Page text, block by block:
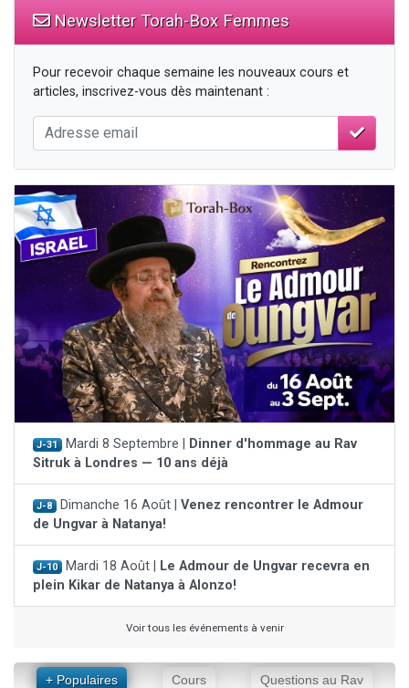
Newsletter Torah-Box Femmes
Pour recevoir chaque semaine les nouveaux cours et
articles, inscrivez-vous dès maintenant :
J-31 Mardi 8 Septembre |
Dinner d'hommage au Rav
Sitruk à Londres — 10 ans déjà
J-8 Dimanche 16 Août | Venez rencontrer le Admour
de Ungvar à Natanya!
J-10 Mardi 18 Août |
Le Admour de Ungvar recevra en
plein Kikar de Natanya à Alonzo!
Voir tous les événements à venir
+ Populaires Cours Questions au Rav